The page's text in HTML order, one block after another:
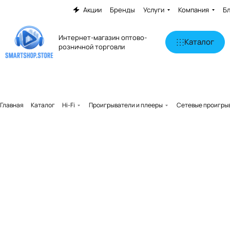
Акции Бренды Услуги Компания
Интернет-магазин оптово-
розничной торговли
Каталог
Главная Каталог Hi-Fi Проигрыватели и плееры Сетевые